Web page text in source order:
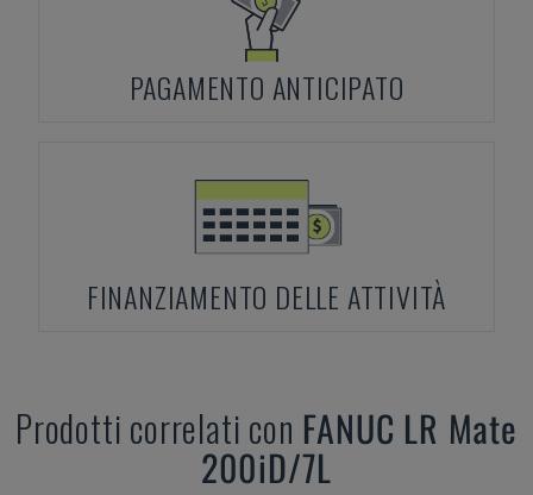
PAGAMENTO ANTICIPATO
FINANZIAMENTO DELLE ATTIVITÀ
Prodotti correlati con FANUC LR Mate
200iD/7L